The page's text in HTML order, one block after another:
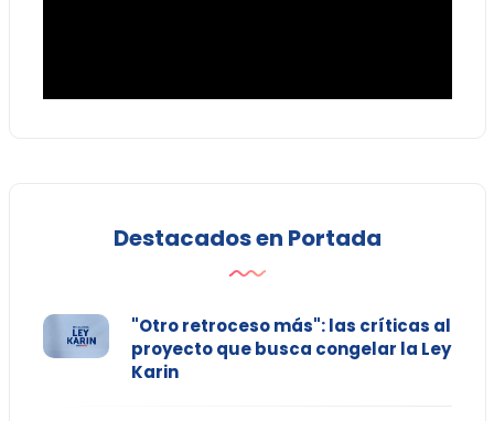
Destacados en Portada
"Otro retroceso más": las críticas al
proyecto que busca congelar la Ley
Karin